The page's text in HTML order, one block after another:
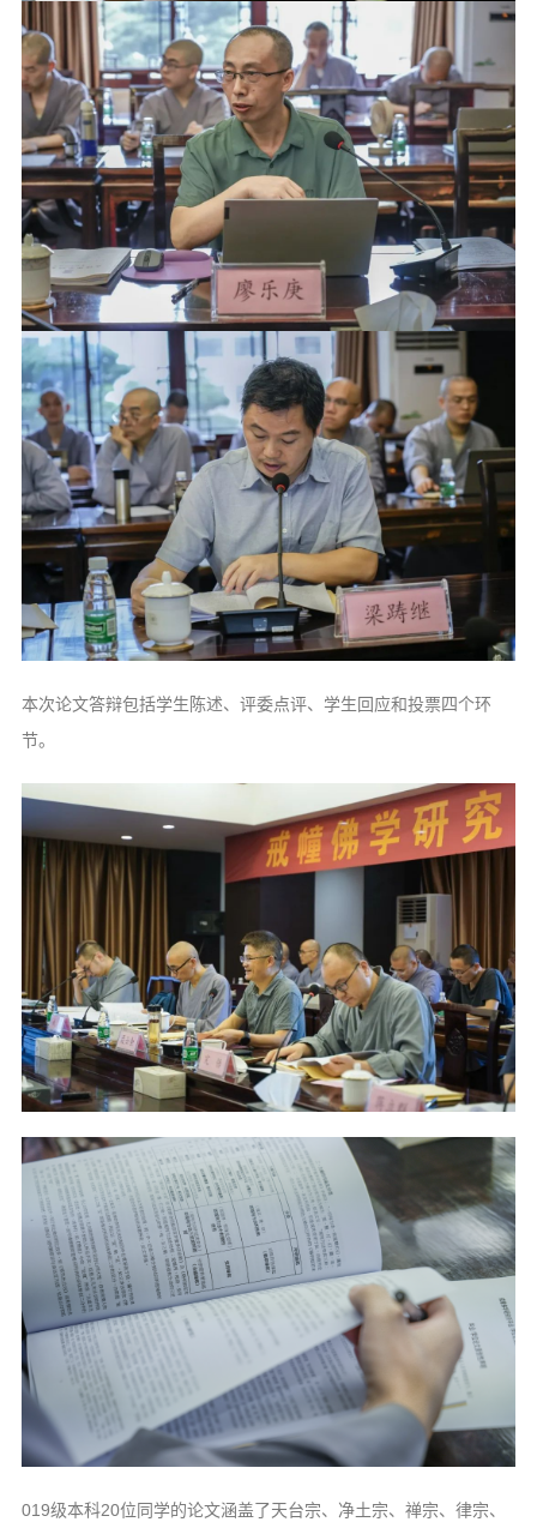
本次论文答辩包括学生陈述、评委点评、学生回应和投票四个环
节。
019级本科20位同学的论文涵盖了天台宗、净土宗、禅宗、律宗、